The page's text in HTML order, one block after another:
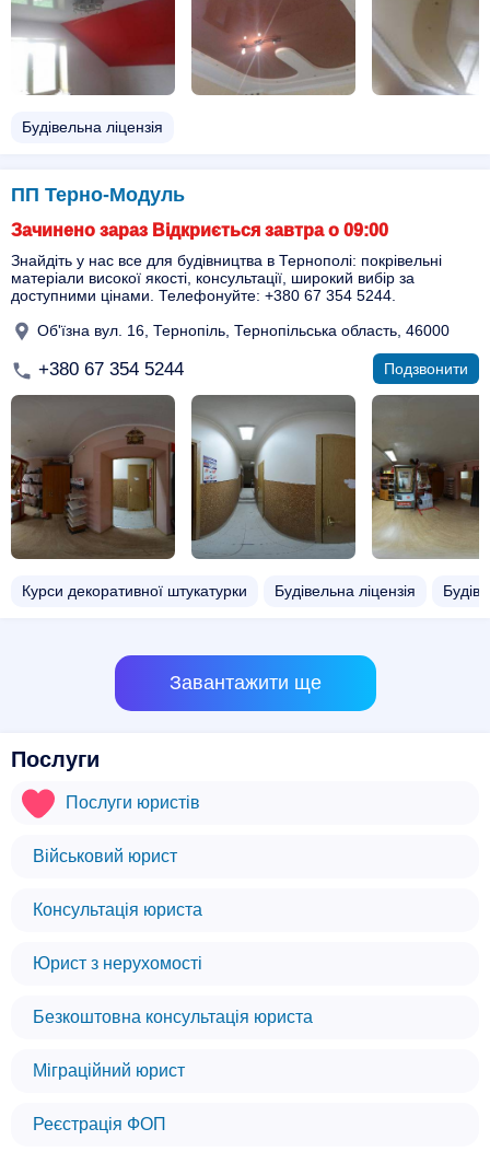
Будівельна ліцензія
ПП Терно-Модуль
Зачинено зараз Відкриється завтра о 09:00
Знайдіть у нас все для будівництва в Тернополі: покрівельні
матеріали високої якості, консультації, широкий вибір за
доступними цінами. Телефонуйте: +380 67 354 5244.
Об'їзна вул. 16, Тернопіль, Тернопільська область, 46000
+380 67 354 5244 Подзвонити
Курси декоративної штукатурки Будівельна ліцензія
Завантажити ще
Послуги
Послуги юристів
Військовий юрист
Консультація юриста
Юрист з нерухомості
Безкоштовна консультація юриста
Міграційний юрист
Реєстрація ФОП